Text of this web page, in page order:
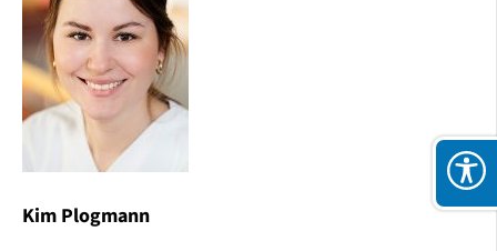
Kim Plogmann